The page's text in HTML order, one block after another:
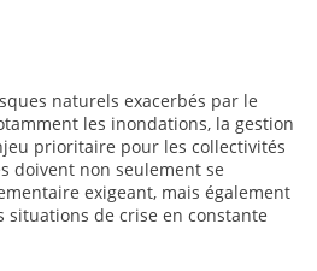
naturels exacerbés par le
les inondations, la gestion
prioritaire pour les collectivités
doivent non seulement se
exigeant, mais également
situations de crise en constante